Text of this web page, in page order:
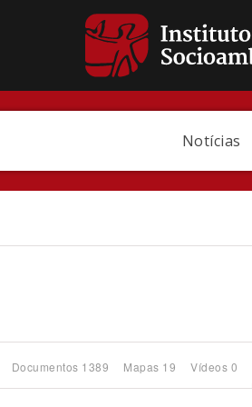
Notícias
Documentos 1389 Mapas 19 Vídeos 0